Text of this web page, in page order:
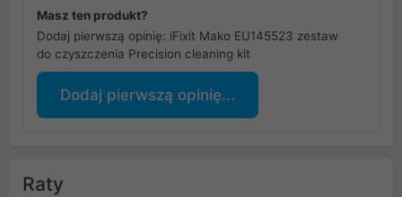
Masz ten produkt?
Dodaj pierwszą opinię: iFixit Mako EU145523 zestaw
do czyszczenia Precision cleaning kit
Dodaj pierwszą opinię...
Raty